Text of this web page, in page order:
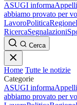
ASUGI informaAppelli
abbiamo provato per
LavoroPoliticaRegione
RicercaSegnalazioni
Cerca
Home Tutte le notizie
Categorie
ASUGI informaAppelli
abbiamo provato per